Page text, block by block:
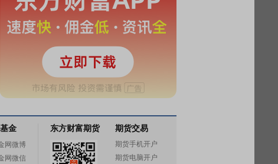
金
网微博
网微信
东方财富期货 期货交易
期货手机开户
期货电脑开户